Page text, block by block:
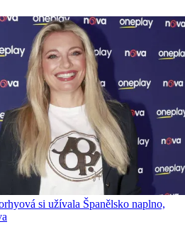
si užívala Španělsko naplno,